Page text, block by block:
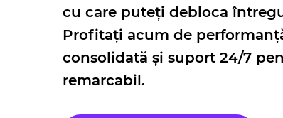
cu care puteți debloca
Profitați acum de
consolidată și suport 24/7
remarcabil.